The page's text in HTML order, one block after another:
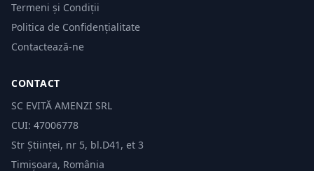
Termeni și Condiții
Politica de Confidențialitate
Contactează-ne
CONTACT
SC EVITĂ AMENZI SRL
CUI: 47006778
Str Științei, nr 5, bl.D41, et 3
Timișoara, România